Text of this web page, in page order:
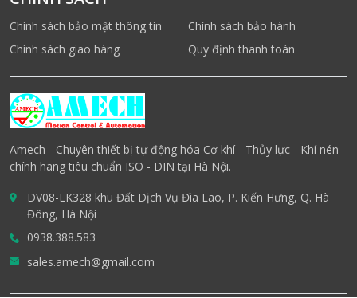
Chính sách bảo mật thông tin
Chính sách bảo hành
Chính sách giao hàng
Quy định thanh toán
Amech - Chuyên thiết bị tự động hóa Cơ khí - Thủy lực - Khí nén
chính hãng tiêu chuẩn ISO - DIN tại Hà Nội.
DV08-LK328 khu Đất Dịch Vụ Đìa Lão, P. Kiến Hưng, Q. Hà
Đông, Hà Nội
0938.388.583
sales.amech@gmail.com